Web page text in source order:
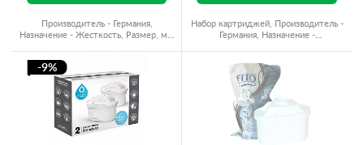
Производитель - Германия,
Назначение - Жесткость, Размер, мм
Набор картриджей, Производитель -
Германия, Назначение -
-9%